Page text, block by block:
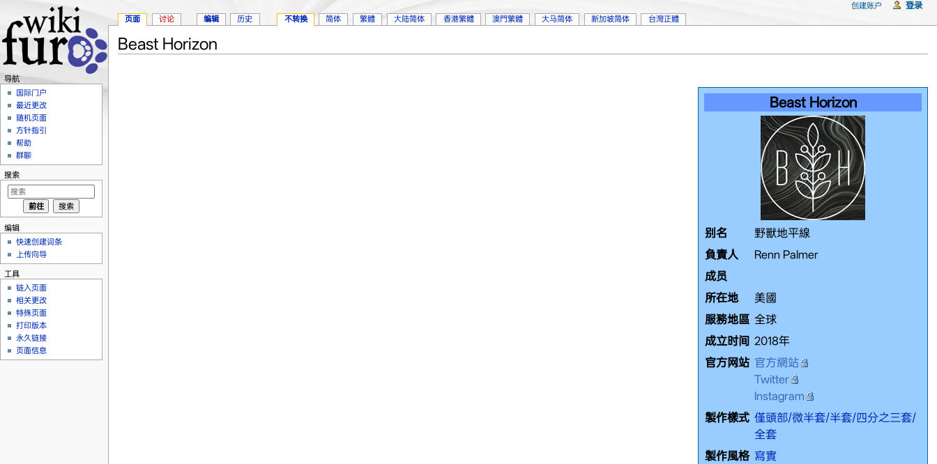
Beast Horizon
Beast Horizon
别名
野獸地平線
負責人
Renn Palmer
成员
所在地
美國
服務地區 全球
成立时间 2018年
官方网站 官方網站
Twitter
Instagram
製作樣式 僅頭部/微半套/半套/四分之三套/
全套
製作風格 寫實
页面 讨论 编辑 历史 不转换 简体 繁體 大陆简体 香港繁體 澳門繁體 大马简体 新加坡简体 台灣正體
创建账户 登录
导航
国际门户
最近更改
随机页面
方针指引
帮助
群聊
搜索
编辑
快速创建词条
上传向导
工具
链入页面
相关更改
特殊页面
打印版本
永久链接
页面信息